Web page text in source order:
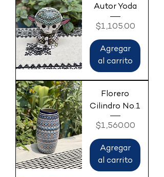
Autor Yoda
Precio
$1,105.00
Agregar
al carrito
Florero
Cilindro No.1
Precio
$1,560.00
Agregar
al carrito